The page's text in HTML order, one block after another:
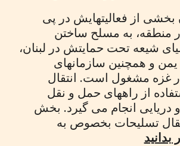
بخشی از فعالیتهایش در پی
منطقه، به مسلح ساختن
شیعه تحت حمایتش در لبنان،
و همچنین سازمانهای
غزه مشغول است. انتقال
از راههای حمل و نقل
دریایی انجام می گیرد. بخش
تسلیحات بخصوص به
بدانید